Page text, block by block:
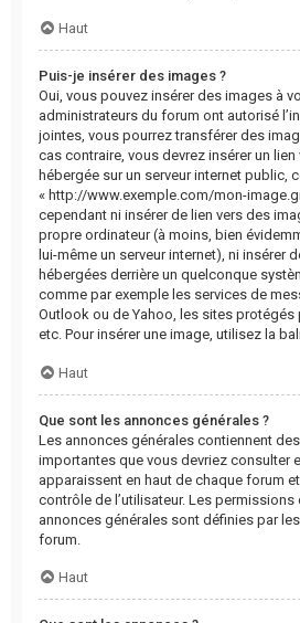
Haut
Puis-je insérer des images ?
Oui, vous pouvez insérer des images à
administrateurs du forum ont autorisé
jointes, vous pourrez transférer des
cas contraire, vous devrez insérer un
hébergée sur un serveur internet public,
« http://www.exemple.com/mon-
cependant ni insérer de lien vers des
propre ordinateur (à moins, bien
lui-même un serveur internet), ni insérer
hébergées derrière un quelconque
comme par exemple les services de
Outlook ou de Yahoo, les sites protégés
etc. Pour insérer une image, utilisez la
Haut
Que sont les annonces générales ?
Les annonces générales contiennent
importantes que vous devriez consulter
apparaissent en haut de chaque forum
contrôle de l’utilisateur. Les permissions
annonces générales sont définies par
forum.
Haut